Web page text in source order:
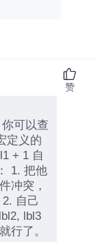
可以查
定义的
+ 1 自
冲突，
自己
行了。
赞